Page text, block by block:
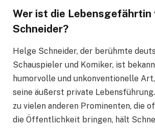
Wer ist die Lebensgefährtin
Schneider?
Helge Schneider, der berühmte
Schauspieler und Komiker, ist
humorvolle und unkonventionelle
seine äußerst private
zu vielen anderen Prominenten, die
die Öffentlichkeit bringen, hält